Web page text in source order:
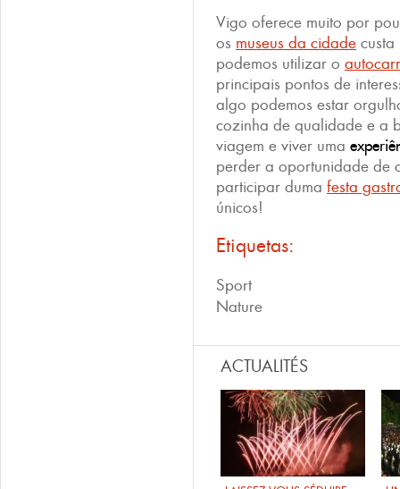
Vigo oferece muito por
os museus da cidade custa
podemos utilizar o
principais pontos de
algo podemos estar
cozinha de qualidade e a
viagem e viver uma
perder a oportunidade de
participar duma festa
únicos!
Etiquetas:
Sport
Nature
ACTUALITÉS